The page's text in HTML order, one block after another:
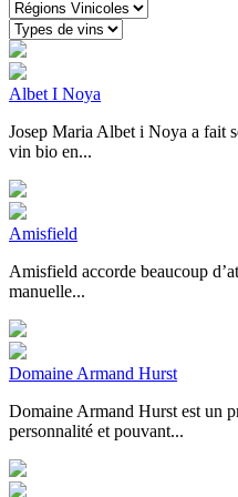
Albet I Noya
Josep Maria Albet i Noya a fait
vin bio en...
Amisfield
Amisfield accorde beaucoup
manuelle...
Domaine Armand Hurst
Domaine Armand Hurst est un
personnalité et pouvant...